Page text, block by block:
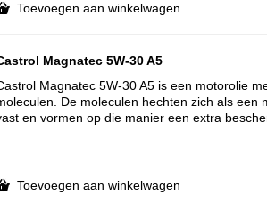
Toevoegen aan winkelwagen
Magnatec 5W-30 A5
Magnatec 5W-30 A5 is een motorolie
De moleculen hechten zich als een
en vormen op die manier een extra
Toevoegen aan winkelwagen